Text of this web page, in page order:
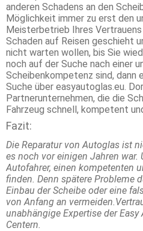
anderen Schadens an den
Möglichkeit immer zu erst den
Meisterbetrieb Ihres
Schaden auf Reisen geschieht
nicht warten wollen, bis Sie
noch auf der Suche nach einer
Scheibenkompetenz sind, dann
Suche über easyautoglas.eu.
Partnerunternehmen, die die
Fahrzeug schnell, kompetent
Fazit:
Die Reparatur von Autoglas ist
es noch vor einigen Jahren
Autofahrer, einen kompetenten
finden. Denn spätere Probleme
Einbau der Scheibe oder eine
von Anfang an
unabhängige Expertise der
Centern.